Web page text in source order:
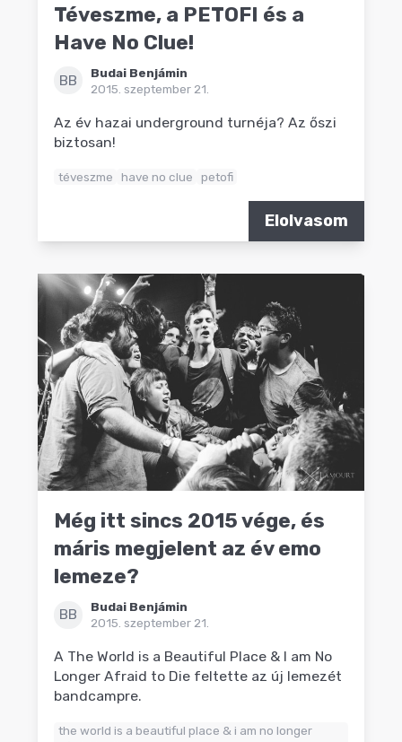
Téveszme, a PETOFI és a
Have No Clue!
BB
Budai Benjámin
2015. szeptember 21.
Az év hazai underground turnéja? Az őszi
biztosan!
téveszme have no clue petofi
Elolvasom
Még itt sincs 2015 vége, és
máris megjelent az év emo
lemeze?
BB
Budai Benjámin
2015. szeptember 21.
A The World is a Beautiful Place & I am No
Longer Afraid to Die feltette az új lemezét
bandcampre.
the world is a beautiful place & i am no longer